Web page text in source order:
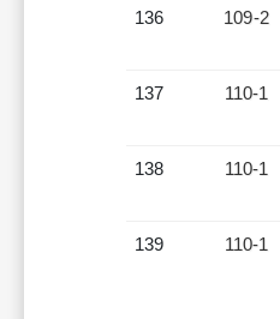
136 109-2
137 110-1
138 110-1
139 110-1